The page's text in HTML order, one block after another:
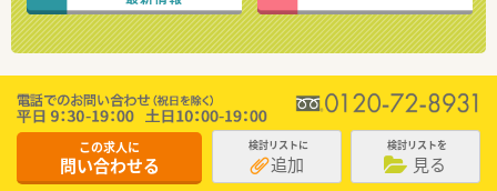
この求人に
問い合わせる
検討リストに
追加
検討リストを
見る